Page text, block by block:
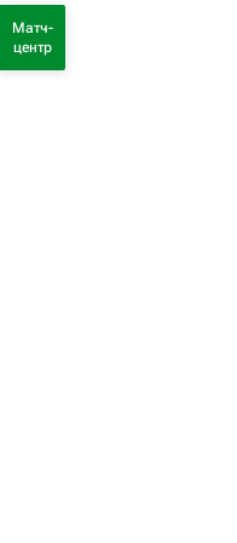
Матч-
центр